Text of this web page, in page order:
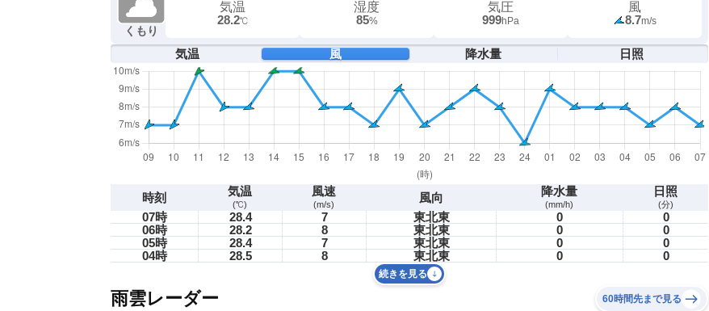
くもり
気温
28.2℃
湿度
85%
気圧
999hPa
風
8.7m/s
気温 風 降水量 日照
時刻 気温
(℃)
風速
(m/s) 風向 降水量
(mm/h)
日照
(分)
07時 28.4 7 東北東 0
0
06時
28.2 8 東北東 0
0
05時
28.4 7 東北東 0
0
04時
28.5 8 東北東 0 0
続きを見る
雨雲レーダー 60時間先まで見る